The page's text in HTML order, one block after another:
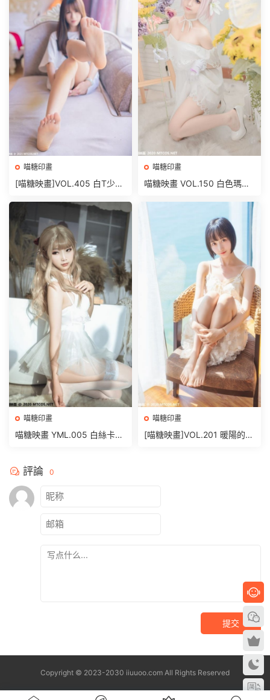
喵糖印畫
[喵糖映畫]VOL.405 白T少女
喵糖印畫
喵糖映畫 VOL.150 白色瑪修
喵糖印畫
喵糖映畫 YML.005 白絲卡哇
喵糖印畫
[喵糖映畫]VOL.201 暖陽的海
評論 0
提交
Copyright © 2023-2030 iiuuoo.com All Rights Reserved